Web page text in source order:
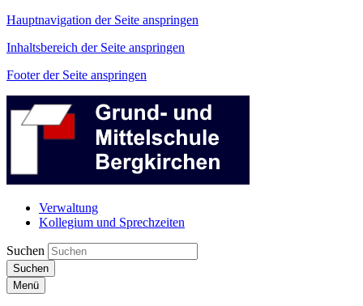
Hauptnavigation der Seite anspringen
Inhaltsbereich der Seite anspringen
Footer der Seite anspringen
Verwaltung
Kollegium und Sprechzeiten
Suchen
Suchen
Menü